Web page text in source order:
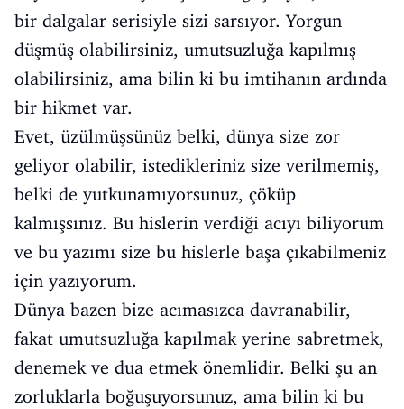
bir dalgalar serisiyle sizi sarsıyor. Yorgun
düşmüş olabilirsiniz, umutsuzluğa kapılmış
olabilirsiniz, ama bilin ki bu imtihanın ardında
bir hikmet var.
Evet, üzülmüşsünüz belki, dünya size zor
geliyor olabilir, istedikleriniz size verilmemiş,
belki de yutkunamıyorsunuz, çöküp
kalmışsınız. Bu hislerin verdiği acıyı biliyorum
ve bu yazımı size bu hislerle başa çıkabilmeniz
için yazıyorum.
Dünya bazen bize acımasızca davranabilir,
fakat umutsuzluğa kapılmak yerine sabretmek,
denemek ve dua etmek önemlidir. Belki şu an
zorluklarla boğuşuyorsunuz, ama bilin ki bu